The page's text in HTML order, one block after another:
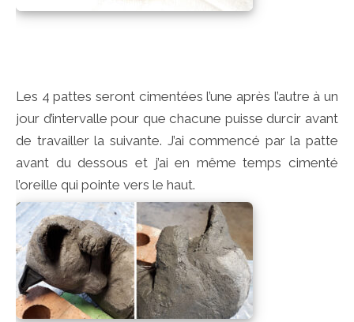
Les 4 pattes seront cimentées l’une après l’autre à un
jour d’intervalle pour que chacune puisse durcir avant
de travailler la suivante. J’ai commencé par la patte
avant du dessous et j’ai en même temps cimenté
l’oreille qui pointe vers le haut.